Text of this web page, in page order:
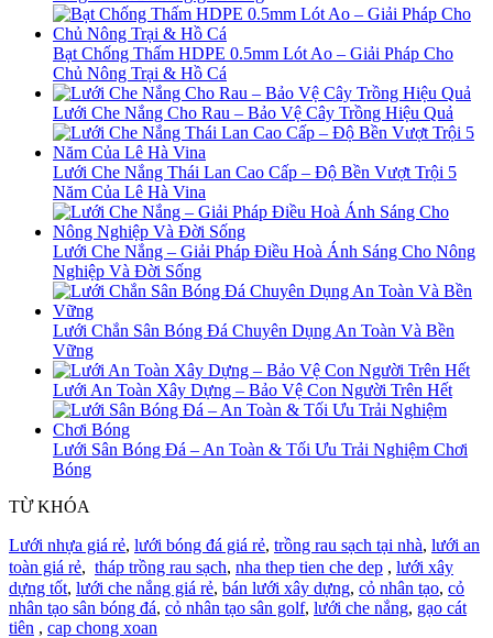
Bạt Chống Thấm HDPE 0.5mm Lót Ao – Giải Pháp Cho
Chủ Nông Trại & Hồ Cá
Lưới Che Nắng Cho Rau – Bảo Vệ Cây Trồng Hiệu Quả
Lưới Che Nắng Thái Lan Cao Cấp – Độ Bền Vượt Trội 5
Năm Của Lê Hà Vina
Lưới Che Nắng – Giải Pháp Điều Hoà Ánh Sáng Cho Nông
Nghiệp Và Đời Sống
Lưới Chắn Sân Bóng Đá Chuyên Dụng An Toàn Và Bền
Vững
Lưới An Toàn Xây Dựng – Bảo Vệ Con Người Trên Hết
Lưới Sân Bóng Đá – An Toàn & Tối Ưu Trải Nghiệm Chơi
Bóng
TỪ KHÓA
Lưới nhựa giá rẻ, lưới bóng đá giá rẻ, trồng rau sạch tại nhà, lưới an
toàn giá rẻ, tháp trồng rau sạch, nha thep tien che dep , lưới xây
dựng tốt, lưới che nắng giá rẻ, bán lưới xây dựng, cỏ nhân tạo, cỏ
nhân tạo sân bóng đá, cỏ nhân tạo sân golf, lưới che nắng, gạo cát
tiên , cap chong xoan